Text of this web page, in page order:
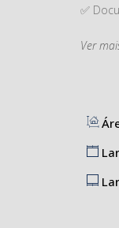
✅
Uma
Entre
Ver